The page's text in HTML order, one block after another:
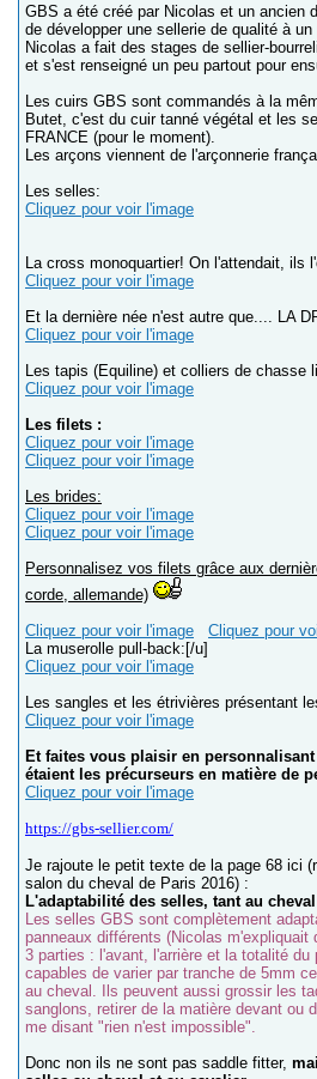
GBS a été créé par Nicolas et un ancien
de développer une sellerie de qualité à un
Nicolas a fait des stages de sellier-
et s'est renseigné un peu partout pour
Les cuirs GBS sont commandés à la
Butet, c'est du cuir tanné végétal et les
FRANCE (pour le moment).
Les arçons viennent de l'arçonnerie
Les selles:
Cliquez pour voir l'image
La cross monoquartier! On l'attendait, ils
Cliquez pour voir l'image
Et la dernière née n'est autre que.... LA
Cliquez pour voir l'image
Les tapis (Equiline) et colliers de chasse
Cliquez pour voir l'image
Les filets :
Cliquez pour voir l'image
Cliquez pour voir l'image
Les brides:
Cliquez pour voir l'image
Cliquez pour voir l'image
Personnalisez vos filets grâce aux
corde, allemande)
Cliquez pour voir l'image
Cliquez pour
La muserolle pull-back:[/u]
Cliquez pour voir l'image
Les sangles et les étrivières présentant
Cliquez pour voir l'image
Et faites vous plaisir en
étaient les précurseurs en matière de
Cliquez pour voir l'image
https://gbs-sellier.com/
Je rajoute le petit texte de la page 68 ici
salon du cheval de Paris 2016) :
L'adaptabilité des selles, tant au
Les selles GBS sont complètement
panneaux différents (Nicolas m'expliquait
3 parties : l'avant, l'arrière et la totalité du
capables de varier par tranche de 5mm
au cheval. Ils peuvent aussi grossir les
sanglons, retirer de la matière devant ou
me disant "rien n'est impossible".
Donc non ils ne sont pas saddle fitter,